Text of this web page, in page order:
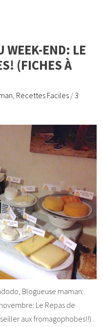
WEEK-END: LE
(FICHES À
Recettes Faciles / 3
Blogueuse maman:
Le Repas de
aux fromagophobes!!) .